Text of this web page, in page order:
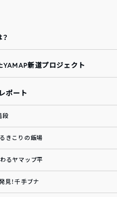
新道プロジェクト
ポート
段
きこりの飯場
るヤマップ平
見！千手ブナ